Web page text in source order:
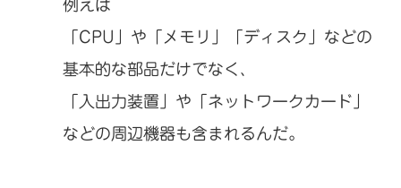
例えば
「CPU」や「メモリ」「ディスク」などの
基本的な部品だけでなく、
「入出力装置」や「ネットワークカード」
などの周辺機器も含まれるんだ。